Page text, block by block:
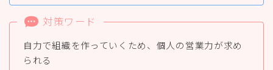
対策ワード
自力で組織を作っていくため、個人の営業力が求め
られる